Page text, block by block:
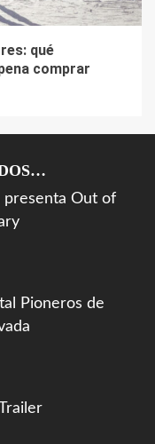
qué
comprar
presenta Out of
Pioneros de